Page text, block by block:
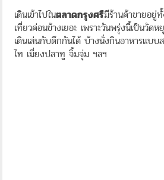
เดินเข้าไปในตลาดกรุงศรีมีร้านค้าขายอยู่
เที่ยวค่อนข้างเยอะ เพราะวันพรุ่งนี้เป็นวัด
เดินเล่นกับดึกกันได้ บ้างนั่งกินอาหารแบบ
ไท เมี่ยงปลาทู จิ้มจุ่ม ฯลฯ